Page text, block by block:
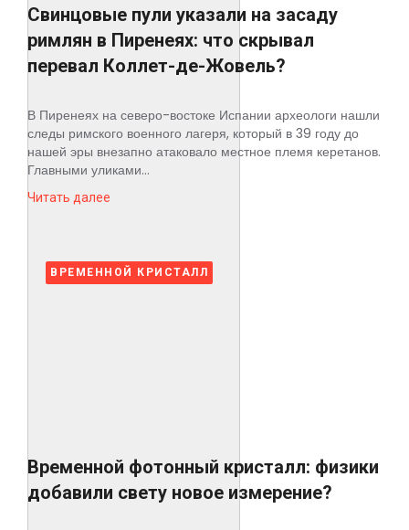
Свинцовые пули указали на засаду
римлян в Пиренеях: что скрывал
перевал Коллет-де-Жовель?
В Пиренеях на северо-востоке Испании археологи нашли
следы римского военного лагеря, который в 39 году до
нашей эры внезапно атаковало местное племя керетанов.
Главными уликами...
Читать далее
ВРЕМЕННОЙ КРИСТАЛЛ
Временной фотонный кристалл: физики
добавили свету новое измерение?